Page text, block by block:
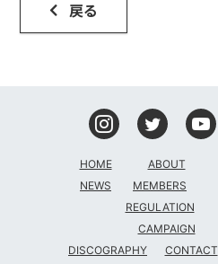
戻る
HOME
NEWS
ABOUT
MEMBERS
REGULATION
CAMPAIGN
DISCOGRAPHY CONTACT